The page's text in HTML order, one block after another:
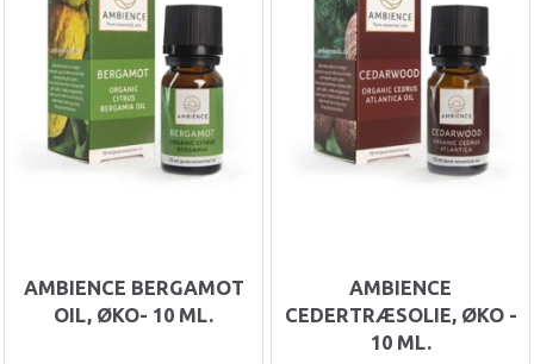
AMBIENCE BERGAMOT
OIL, ØKO- 10 ML.
AMBIENCE
CEDERTRÆSOLIE, ØKO -
10 ML.